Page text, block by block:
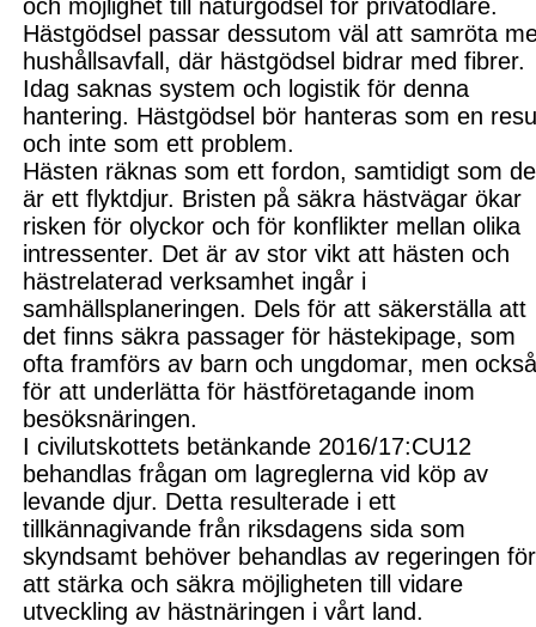
och möjlighet till naturgödsel för privatodlare.
Hästgödsel passar dessutom väl att samröta
hushållsavfall, där hästgödsel bidrar med fibrer.
Idag saknas system och logistik för denna
hantering. Hästgödsel bör hanteras som en
och inte som ett problem.
Hästen räknas som ett fordon, samtidigt som
är ett flyktdjur. Bristen på säkra hästvägar ökar
risken för olyckor och för konflikter mellan olika
intressenter. Det är av stor vikt att hästen och
hästrelaterad verksamhet ingår i
samhällsplaneringen. Dels för att säkerställa att
det finns säkra passager för hästekipage, som
ofta framförs av barn och ungdomar, men
för att underlätta för hästföretagande inom
besöksnäringen.
I civilutskottets betänkande 2016/17:CU12
behandlas frågan om lagreglerna vid köp av
levande djur. Detta resulterade i ett
tillkännagivande från riksdagens sida som
skyndsamt behöver behandlas av regeringen för
att stärka och säkra möjligheten till vidare
utveckling av hästnäringen i vårt land.